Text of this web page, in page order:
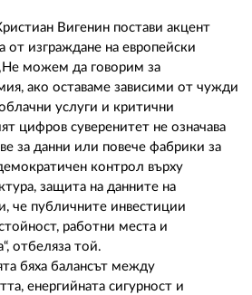
Вигенин постави акцент
от изграждане на европейски
можем да говорим за
ако оставаме зависими от чужди
услуги и критични
цифров суверенитет не означава
за данни или повече фабрики за
контрол върху
защита на данните на
че публичните инвестиции
работни места и
отбеляза той.
бяха балансът между
енергийната сигурност и